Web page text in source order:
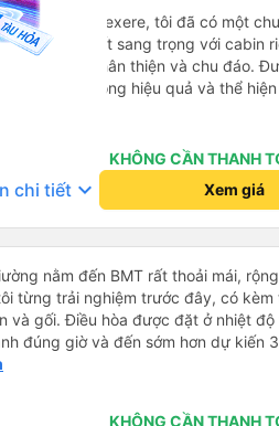
리야 베트남에서는 익숙해져야 하는
절하시구요, 버스 안에서 담배 안피시
서 담배피는 사람 없어요 휴게소에 들렀다 갈때
없는지 체크해보고 출발하시네요. 다
펴지는 못해요. 뭐 전 새우자세가 편해서
ứng dụng Vexere, tôi đã có một
Xe rất sang trọng với cabin
nhân viên thân thiện và chu đáo.
Vexere hoạt động hiệu quả và thể
này có thể dẫn đến việc hủy dịch
khách chỉ ở văn phòng đại diện của
ở nhà tôi :) Ưu điểm: Xe buýt khởi
sao cho cả ứng dụng Vexere và HK
ứng dụng và công ty sẽ tiếp tục cải
tiện ích hơn nữa cho hành
mà mình được trải nghiệm
khá ổn. Xe sang trọng, mỗi
nhân viên phục vụ nhiệt tình. Đường
trừ: -0,5 sao thời gian thao tác trên
KHÔNG CẦN THANH
chi tiết keyboard_arrow_down Xem giá
nằm đến BMT rất thoải mái,
từng trải nghiệm trước đây, có kèm
và gối. Điều hòa được đặt ở nhiệt độ
đúng giờ và đến sớm hơn dự kiến
so với những tài xế khác ở Việt Nam!
lái xe an toàn nên rất dễ ngủ. Tôi rất
KHÔNG CẦN THANH